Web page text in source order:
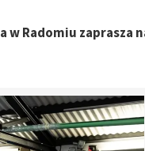
Radomiu zaprasza